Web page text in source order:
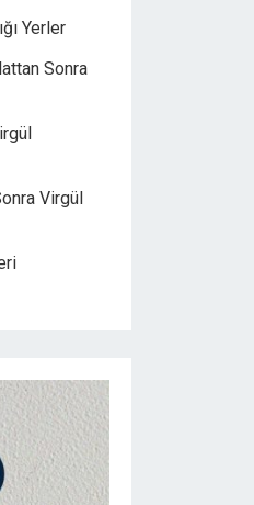
Yerler
Sonra
Virgül